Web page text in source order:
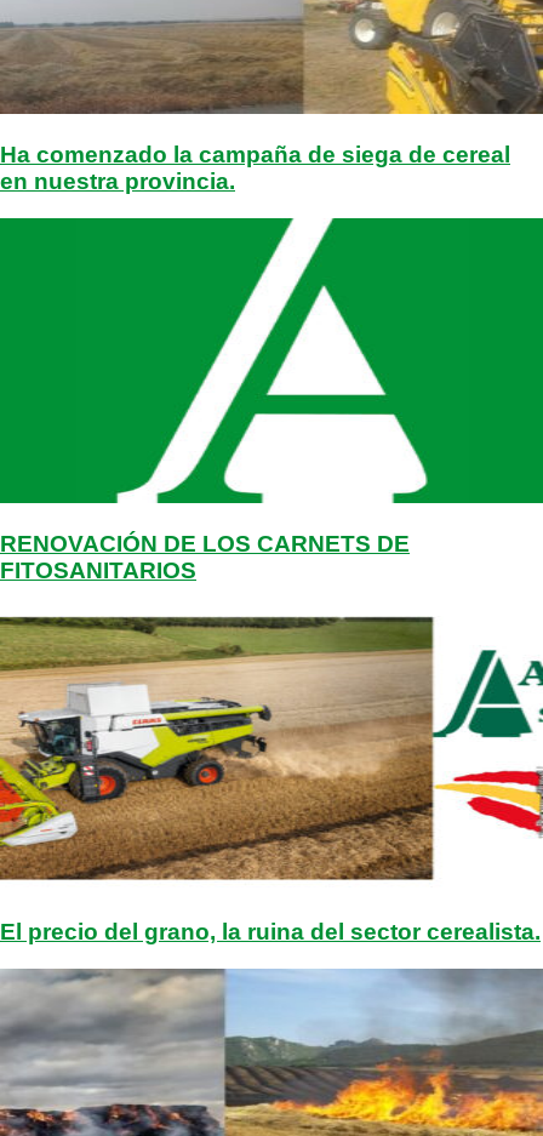
Ha comenzado la campaña de siega de cereal
en nuestra provincia.
RENOVACIÓN DE LOS CARNETS DE
FITOSANITARIOS
El precio del grano, la ruina del sector cerealista.